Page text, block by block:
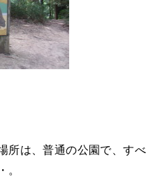
所は、普通の公園で、すべ
。